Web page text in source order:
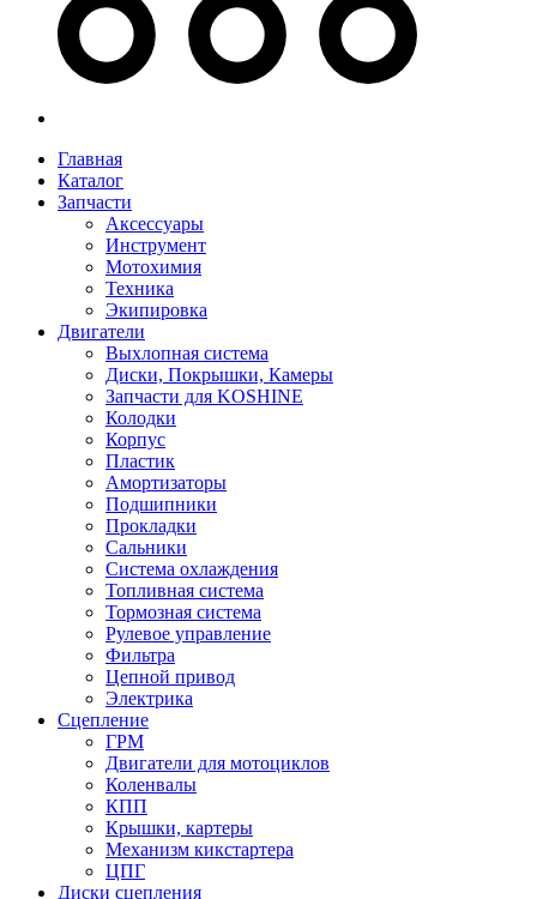
Главная
Каталог
Запчасти
Аксессуары
Инструмент
Мотохимия
Техника
Экипировка
Двигатели
Выхлопная система
Диски, Покрышки, Камеры
Запчасти для KOSHINE
Колодки
Корпус
Пластик
Амортизаторы
Подшипники
Прокладки
Сальники
Система охлаждения
Топливная система
Тормозная система
Рулевое управление
Фильтра
Цепной привод
Электрика
Сцепление
ГРМ
Двигатели для мотоциклов
Коленвалы
КПП
Крышки, картеры
Механизм кикстартера
ЦПГ
Диски сцепления